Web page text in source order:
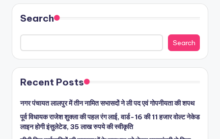
Search
Search
Recent Posts
नगर पंचायत लालपुर में तीन नामित सभासदों ने ली पद एवं गोपनीयता की शपथ
पूर्व विधायक राजेश शुक्ला की पहल रंग लाई, वार्ड-16 की 11 हजार वोल्ट नेकेड
लाइन होगी इंसुलेटेड, 35 लाख रुपये की स्वीकृति